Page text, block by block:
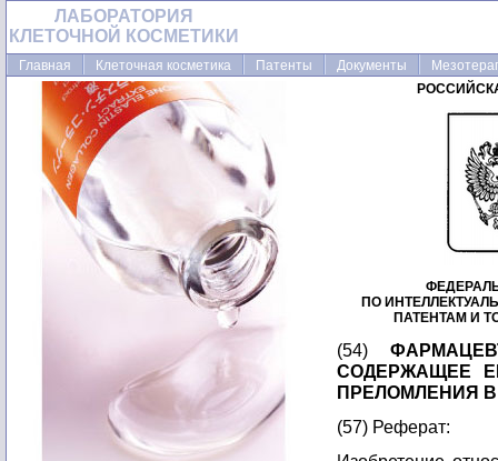
ЛАБОРАТОРИЯ
КЛЕТОЧНОЙ КОСМЕТИКИ
Главная Клеточная косметика Патенты Документы
ПО
ПАТЕНТАМ И
(54)
СОДЕРЖАЩЕЕ
ПРЕЛОМЛЕНИЯ
(57) Реферат: